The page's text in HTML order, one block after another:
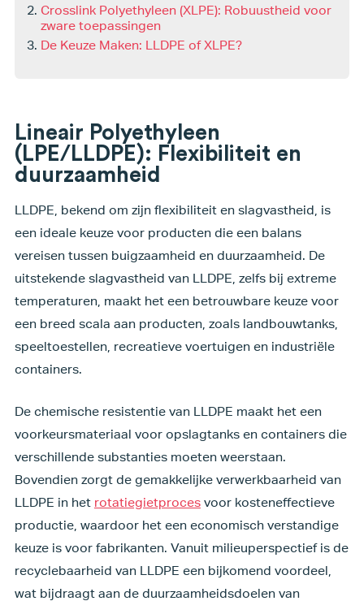
Crosslink Polyethyleen (XLPE): Robuustheid voor
zware toepassingen
De Keuze Maken: LLDPE of XLPE?
Lineair Polyethyleen
(LPE/LLDPE): Flexibiliteit en
duurzaamheid
LLDPE, bekend om zijn flexibiliteit en slagvastheid, is
een ideale keuze voor producten die een balans
vereisen tussen buigzaamheid en duurzaamheid. De
uitstekende slagvastheid van LLDPE, zelfs bij extreme
temperaturen, maakt het een betrouwbare keuze voor
een breed scala aan producten, zoals landbouwtanks,
speeltoestellen, recreatieve voertuigen en industriële
containers.
De chemische resistentie van LLDPE maakt het een
voorkeursmateriaal voor opslagtanks en containers die
verschillende substanties moeten weerstaan.
Bovendien zorgt de gemakkelijke verwerkbaarheid van
LLDPE in het rotatiegietprocesvoor kosteneffectieve
productie, waardoor het een economisch verstandige
keuze is voor fabrikanten. Vanuit milieuperspectief is de
recyclebaarheid van LLDPE een bijkomend voordeel,
wat bijdraagt aan de duurzaamheidsdoelen van